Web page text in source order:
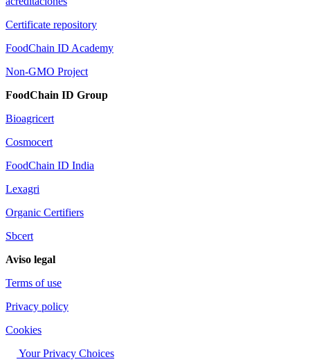
Certificate repository
FoodChain ID Academy
Non-GMO Project
FoodChain ID Group
Bioagricert
Cosmocert
FoodChain ID India
Lexagri
Organic Certifiers
Sbcert
Aviso legal
Terms of use
Privacy policy
Cookies
Your Privacy Choices